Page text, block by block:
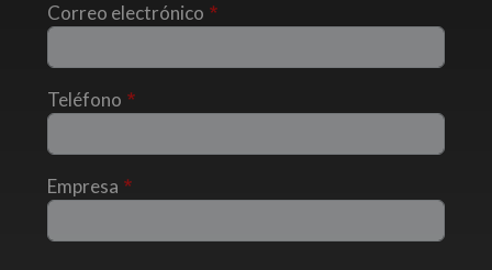
Correo electrónico
Teléfono
Empresa